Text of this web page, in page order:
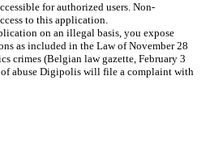
for authorized users. Non-
to this application.
on an illegal basis, you expose
as included in the Law of November 28
crimes (Belgian law gazette, February 3
of abuse Digipolis will file a complaint with